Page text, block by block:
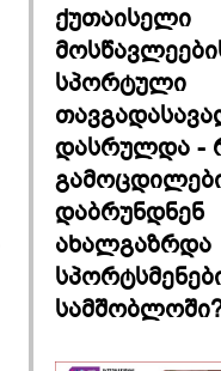
ქუთაისელი
სპორტული
დასრულდა -
დაბრუნდნენ
ახალგაზრდა